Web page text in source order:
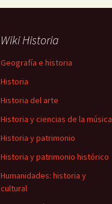
Wiki Historia
Geografía e historia
Historia
Historia del arte
Historia y ciencias de la música
Historia y patrimonio
Historia y patrimonio histórico
Humanidades: historia y
cultural